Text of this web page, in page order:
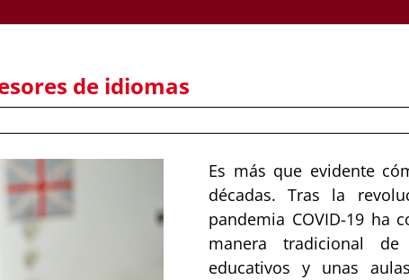
de idiomas
Es más que evidente
décadas. Tras la
pandemia COVID-19 ha
manera tradicional
educativos y unas